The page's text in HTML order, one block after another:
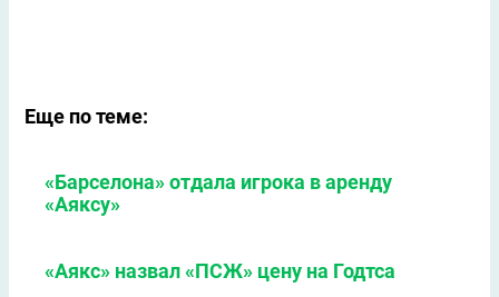
Еще по теме:
«Барселона» отдала игрока в аренду
«Аяксу»
«Аякс» назвал «ПСЖ» цену на Годтса